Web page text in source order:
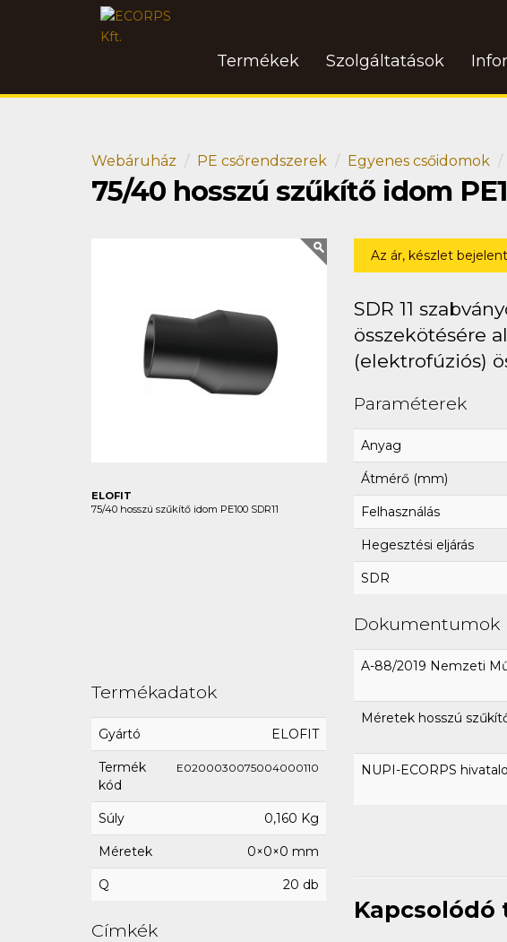
Termékek Szolgáltatások
Webáruház PE csőrendszerek Egyenes csőidomok
75/40 hosszú szűkítő idom
ELOFIT
75/40 hosszú szűkítő idom PE100 SDR11
Az ár, készlet
SDR 11
összekötésére
(elektrofúziós)
Paraméterek
Anyag
Átmérő (mm)
Felhasználás
Hegesztési eljárás
SDR
Dokumentumok
A-88/2019 Nemzeti
Méretek hosszú
NUPI-ECORPS
Termékadatok
Gyártó ELOFIT
Termék
kód
E0200030075004000110
Súly 0,160 Kg
Méretek 0×0×0 mm
Q 20 db
Címkék
Kapcsolódó